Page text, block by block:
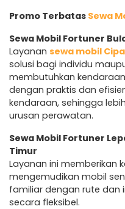
Promo Terbatas Sewa
Sewa Mobil Fortuner
Layanan sewa mobil
solusi bagi individu
membutuhkan
dengan praktis dan
kendaraan, sehingga
urusan perawatan.
Sewa Mobil Fortuner
Timur
Layanan ini memberikan
mengemudikan mobil
familiar dengan rute dan
secara fleksibel.